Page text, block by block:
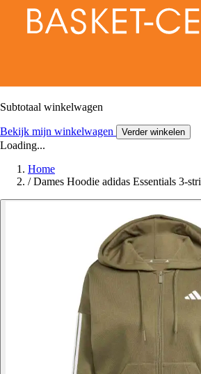
Subtotaal winkelwagen
Bekijk mijn winkelwagen Verder winkelen
Loading...
Home
/ Dames Hoodie adidas Essentials 3-